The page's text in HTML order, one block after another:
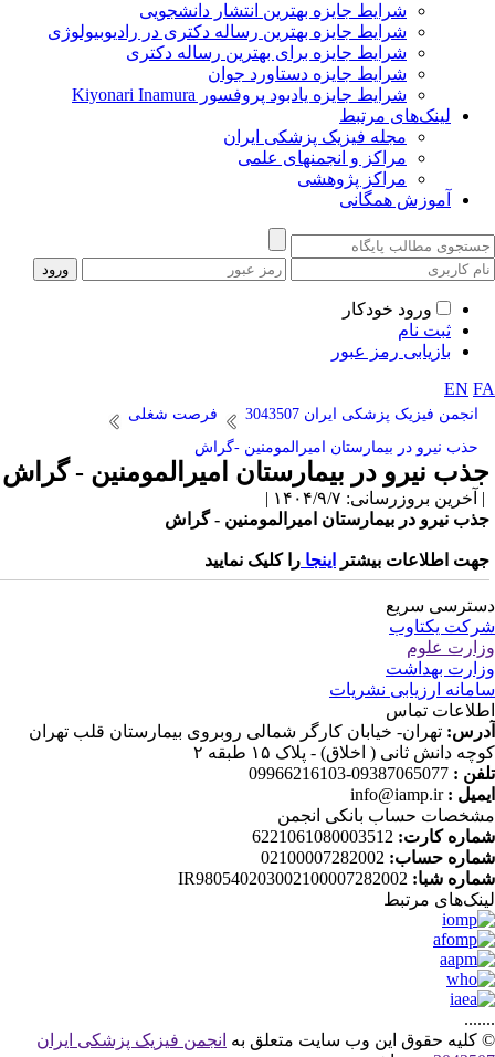
شرایط جایزه بهترین انتشار دانشجویی
شرایط جایزه بهترین رساله دکتری در رادیوبیولوژی
شرایط جایزه برای بهترین رساله دکتری
شرایط جایزه دستاورد جوان
شرایط جایزه یادبود پروفسور Kiyonari Inamura
لینک‌های مرتبط
مجله فیزیک پزشکی ایران
مراکز و انجمنهای علمی
مراکز پژوهشی
آموزش همگانی
ورود خودکار
ثبت نام
بازیابی رمز عبور
EN
انجمن فیزیک پزشکی ایران 3043507
فرصت شغلی
حذب نیرو در بیمارستان امیرالمومنین -گراش
نیرو در بیمارستان امیرالمومنین - گراش
بروزرسانی: ۱۴۰۴/۹/۷ |
نیرو در بیمارستان امیرالمومنین - گراش
اطلاعات بیشتراینجارا کلیک نمایید
سریع
یکتاوب
علوم
بهداشت
ارزیابی نشریات
تماس
تهران- خیابان کارگر شمالی روبروی بیمارستان قلب تهران
دانش ثانی ( اخلاق) - پلاک ۱۵ طبقه ۲
:
09387065077-09966216103
:
info@iamp.ir
حساب بانکی انجمن
کارت:6221061080003512
حساب:02100007282002
شبا:IR980540203002100007282002
مرتبط
کلیه حقوق این وب سایت متعلق بهانجمن فیزیک پزشکی ایران